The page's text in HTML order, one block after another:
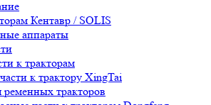
Кентавр / SOLIS
аппараты
к тракторам
к трактору XingTai
ременных тракторов